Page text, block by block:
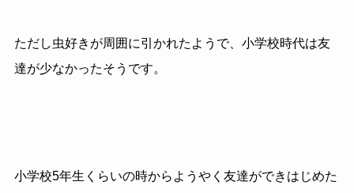
ただし虫好きが周囲に引かれたようで、小学校時代は友
達が少なかったそうです。
小学校5年生くらいの時からようやく友達ができはじめた